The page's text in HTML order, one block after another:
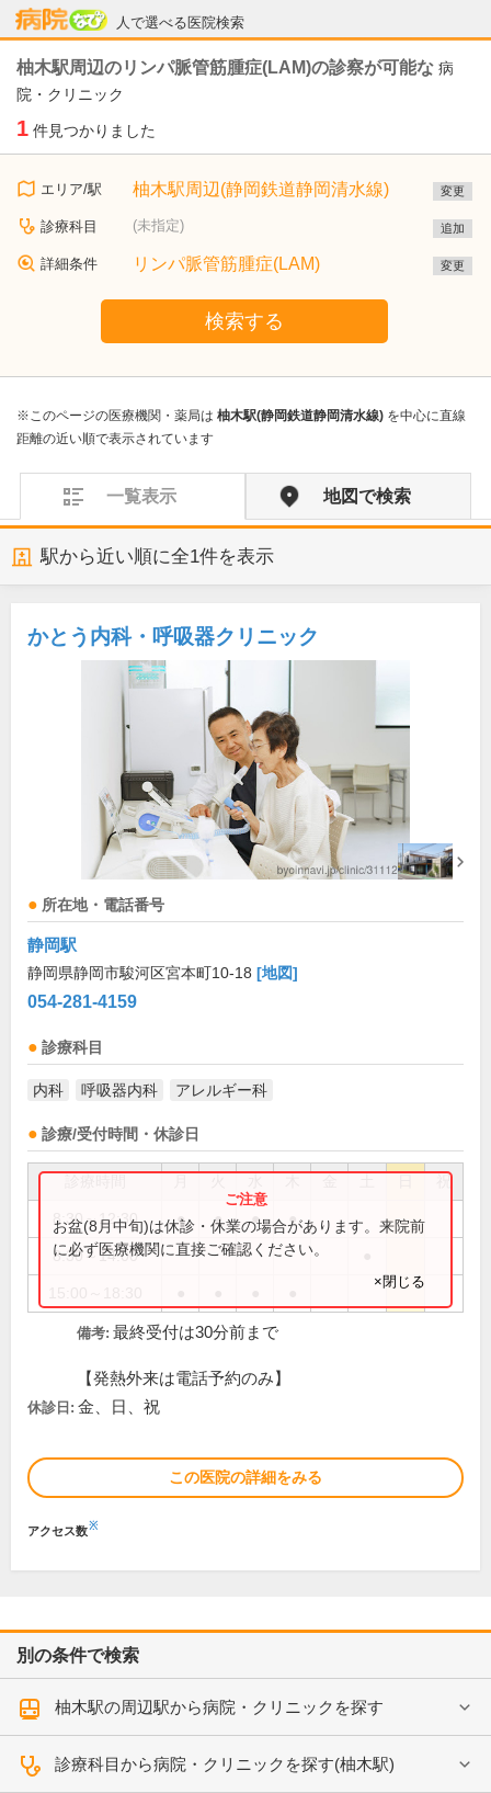
人で選べる医院検索
病院なび
柚木駅周辺のリンパ脈管筋腫症(LAM)の診察が可能な 病
院・クリニック
1 件見つかりました
エリア/駅 柚木駅周辺(静岡鉄道静岡清水線) 変更
診療科目 (未指定) 追加
詳細条件 リンパ脈管筋腫症(LAM) 変更
検索する
※このページの医療機関・薬局は 柚木駅(静岡鉄道静岡清水線) を中心に直線
距離の近い順で表示されています
一覧表示 地図で検索
駅から近い順に全1件を表示
かとう内科・呼吸器クリニック
所在地・電話番号
静岡駅
静岡県静岡市駿河区宮本町10-18 [地図]
054-281-4159
診療科目
内科 呼吸器内科 アレルギー科
診療/受付時間・休診日
祝
8:30～12:30 ● ● ● ●
8:30～14:00
お盆(8月中旬)は休診・休業の場合があります。来院前
に必ず医療機関に直接ご確認ください。
×閉じる
備考: 最終受付は30分前まで
【発熱外来は電話予約のみ】
休診日: 金、日、祝
この医院の詳細をみる
アクセス数※
別の条件で検索
柚木駅の周辺駅から病院・クリニックを探す
診療科目から病院・クリニックを探す(柚木駅)